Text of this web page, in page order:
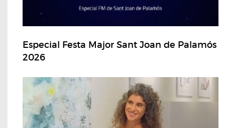
Especial Festa Major Sant Joan de Palamós
2026